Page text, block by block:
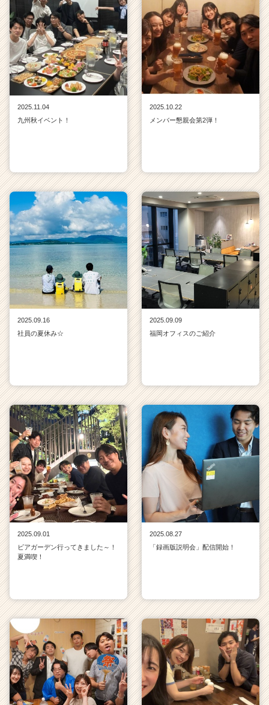
2025.11.04
九州秋イベント！
2025.10.22
メンバー懇親会第2弾！
2025.09.16
社員の夏休み☆
2025.09.09
福岡オフィスのご紹介
2025.09.01
ビアガーデン行ってきました～！
夏満喫！
2025.08.27
「録画版説明会」配信開始！